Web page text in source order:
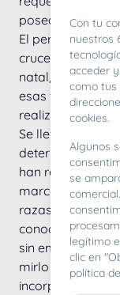
posea gran
El perro
cruce
natal, ya que
esas tareas en
realizar las
Se llevó a cabo
determinar su
han registrado
marcada
razas utilizadas
conocemos en
sin embargo que
mirlo de pelo
incorporación
Con tu
nuestros
acceder
como tus
cookies.
Algunos
se
legítimo
clic en
política